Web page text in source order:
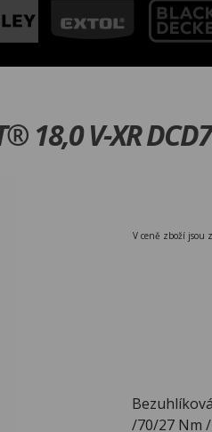
18,0 V-XR
V ceně zboží jsou
/70/27 Nm